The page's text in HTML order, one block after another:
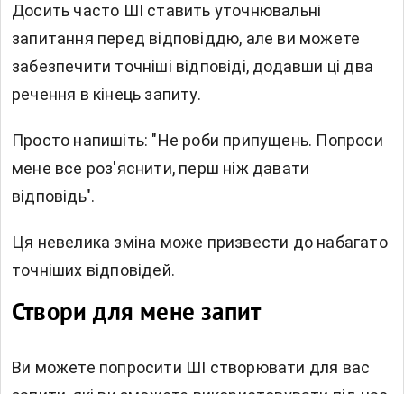
Досить часто ШІ ставить уточнювальні
запитання перед відповіддю, але ви можете
забезпечити точніші відповіді, додавши ці два
речення в кінець запиту.
Просто напишіть: "Не роби припущень. Попроси
мене все роз'яснити, перш ніж давати
відповідь".
Ця невелика зміна може призвести до набагато
точніших відповідей.
Створи для мене запит
Ви можете попросити ШІ створювати для вас